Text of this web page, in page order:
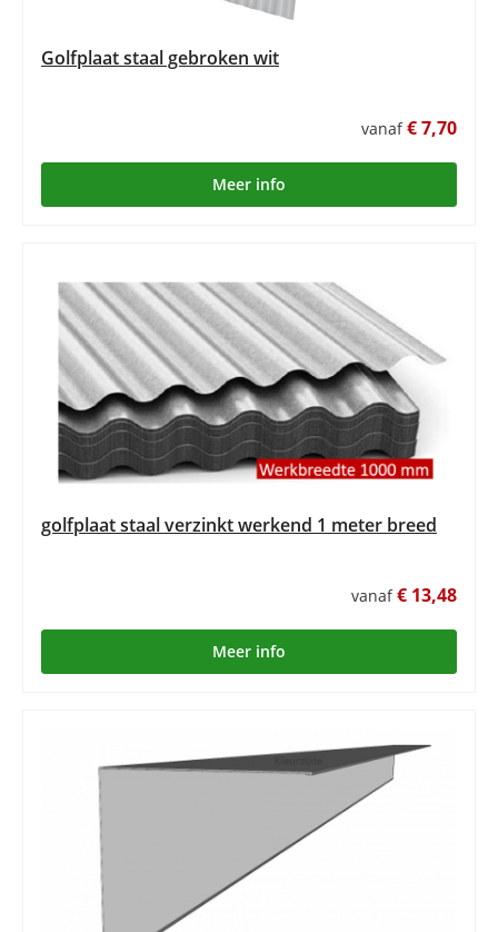
Golfplaat staal gebroken wit
vanaf€ 7,70
Meer info
golfplaat staal verzinkt werkend 1 meter breed
vanaf€ 13,48
Meer info